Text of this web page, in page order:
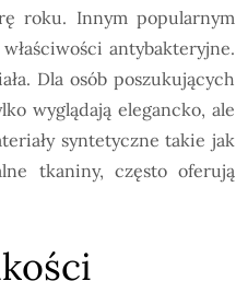
roku. Innym popularnym
antybakteryjne.
Dla osób poszukujących
wyglądają elegancko, ale
syntetyczne takie jak
tkaniny, często oferują